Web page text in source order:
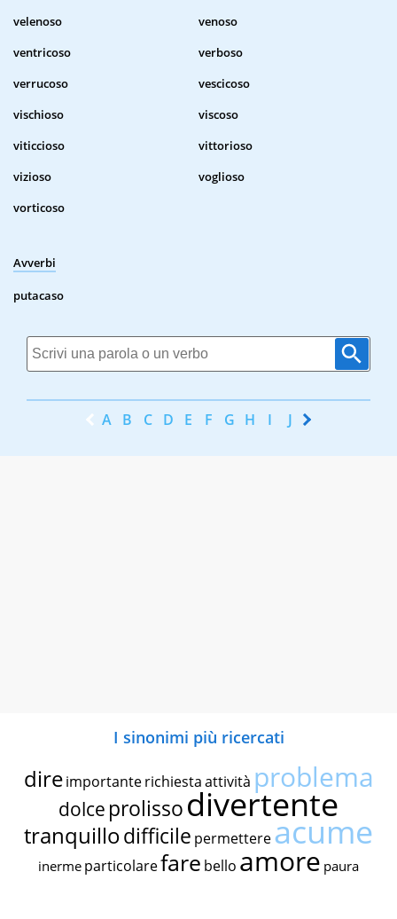
velenoso
venoso
ventricoso
verboso
verrucoso
vescicoso
vischioso
viscoso
viticcioso
vittorioso
vizioso
voglioso
vorticoso
Avverbi
putacaso
A B C D E F G H I J K
I sinonimi più ricercati
dire importante richiestaattività problema
dolce prolissodivertente
tranquillodifficile permettereacume
inerme particolarefare bello amore paura